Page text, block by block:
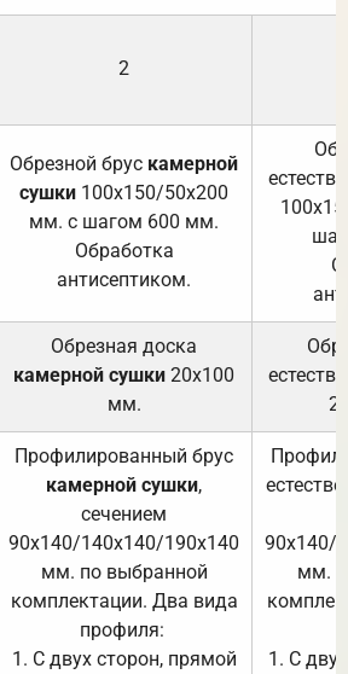
2
Обрезной брус камерной
сушки 100х150/50х200
мм. с шагом 600 мм.
Обработка
антисептиком.
Обрезная доска
камерной сушки 20х100
мм.
Профилированный брус
камерной сушки,
сечением
90х140/140х140/190х140
мм. по выбранной
комплектации. Два вида
профиля:
1. С двух сторон, прямой
90х140/
мм.
1. С